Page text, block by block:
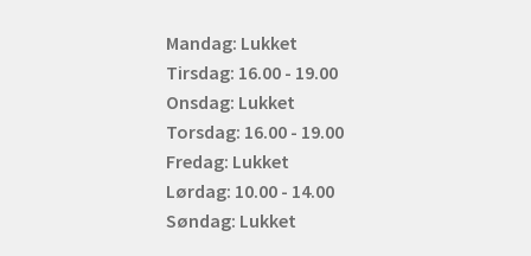
Mandag: Lukket
Tirsdag: 16.00 - 19.00
Onsdag: Lukket
Torsdag: 16.00 - 19.00
Fredag: Lukket
Lørdag: 10.00 - 14.00
Søndag: Lukket